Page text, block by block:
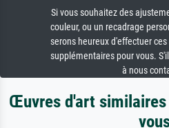
Si vous souhaitez des
couleur, ou un recadrage
serons heureux d'effectuer
supplémentaires pour vous.
à nous
Œuvres d'art